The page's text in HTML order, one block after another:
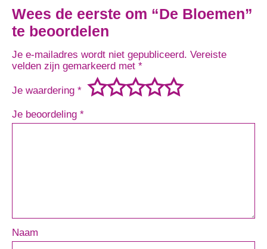
Wees de eerste om “De Bloemen”
te beoordelen
Je e-mailadres wordt niet gepubliceerd. Vereiste
velden zijn gemarkeerd met *
Je waardering *
Je beoordeling *
Naam